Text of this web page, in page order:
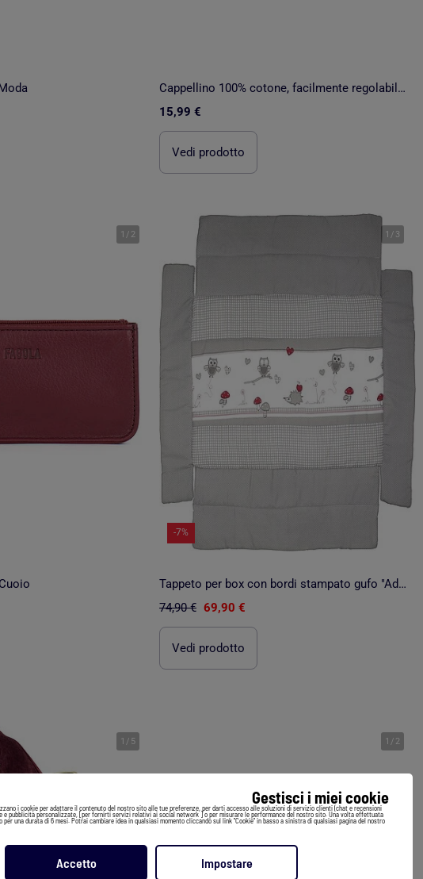
Gestisci i miei cookie
i cookie per adattare il contenuto del nostro sito alle tue preferenze, per darti accesso alle soluzioni di servizio clienti (chat e recensioni
pubblicità personalizzate, [per fornirti servizi relativi ai social network ] o per misurare le performance del nostro sito. Una volta effettuata
per una durata di 6 mesi. Potrai cambiare idea in qualsiasi momento cliccando sul link "Cookie" in basso a sinistra di qualsiasi pagina del nostro
Accetto Impostare
Cappellino 100% cotone, facilmente regolabile, da 57 a 59 cm, unisex unisex adulto Isotoner
15,99 €
Vedi prodotto
1 / 2 1 / 3
-7%
Tappeto per box con bordi stampato gufo "Adam & Eule" – ROBA
74,90 € 69,90 €
Vedi prodotto
1 / 5 1 / 2